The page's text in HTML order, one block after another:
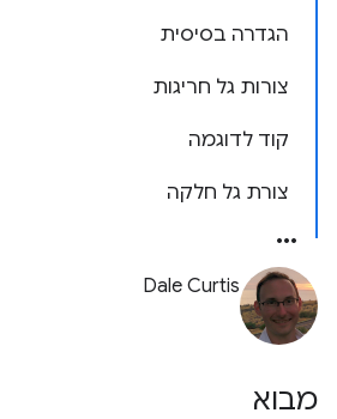
הגדרה בסיסית
צורות גל חריגות
קוד לדוגמה
צורת גל חלקה
Dale Curtis
מבוא